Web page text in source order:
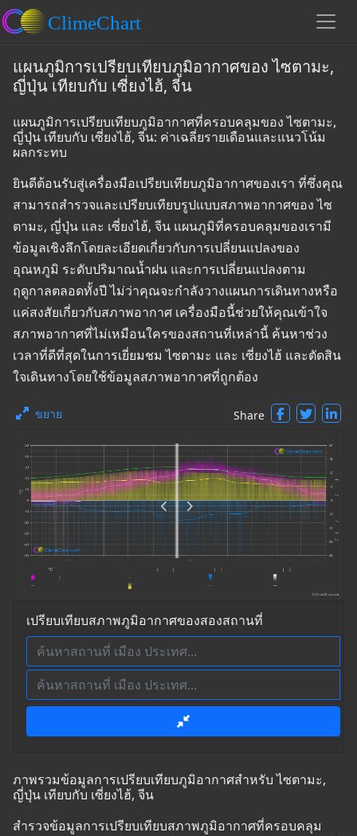
แผนภูมิการเปรียบเทียบภูมิอากาศของ ไซตามะ,
ญี่ปุ่น เทียบกับ เซี่ยงไฮ้, จีน
แผนภูมิการเปรียบเทียบภูมิอากาศที่ครอบคลุมของ ไซตามะ,
ญี่ปุ่น เทียบกับ เซี่ยงไฮ้, จีน: ค่าเฉลี่ยรายเดือนและแนวโน้ม
ผลกระทบ
ยินดีต้อนรับสู่เครื่องมือเปรียบเทียบภูมิอากาศของเรา ที่ซึ่งคุณ
สามารถสำรวจและเปรียบเทียบรูปแบบสภาพอากาศของ ไซ
ตามะ, ญี่ปุ่น และ เซี่ยงไฮ้, จีน แผนภูมิที่ครอบคลุมของเรามี
ข้อมูลเชิงลึกโดยละเอียดเกี่ยวกับการเปลี่ยนแปลงของ
อุณหภูมิ ระดับปริมาณน้ำฝน และการเปลี่ยนแปลงตาม
ฤดูกาลตลอดทั้งปี ไม่ว่าคุณจะกำลังวางแผนการเดินทางหรือ
แค่สงสัยเกี่ยวกับสภาพอากาศ เครื่องมือนี้ช่วยให้คุณเข้าใจ
สภาพอากาศที่ไม่เหมือนใครของสถานที่เหล่านี้ ค้นหาช่วง
เวลาที่ดีที่สุดในการเยี่ยมชม ไซตามะ และ เซี่ยงไฮ้ และตัดสิน
ใจเดินทางโดยใช้ข้อมูลสภาพอากาศที่ถูกต้อง
ขยาย Share
เปรียบเทียบสภาพภูมิอากาศของสองสถานที่
ภาพรวมข้อมูลการเปรียบเทียบภูมิอากาศสำหรับ ไซตามะ,
ญี่ปุ่น เทียบกับ เซี่ยงไฮ้, จีน
สำรวจข้อมูลการเปรียบเทียบสภาพภูมิอากาศที่ครอบคลุม